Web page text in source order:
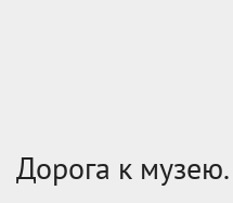
Дорога к